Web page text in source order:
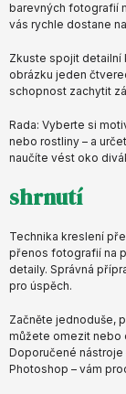
barevných fotografií
vás rychle dostane
Zkuste spojit detailní
obrázku jeden
schopnost zachytit
Rada: Vyberte si
nebo rostliny – a
naučíte vést oko
shrnutí
Technika kreslení
přenos fotografií na
detaily. Správná
pro úspěch.
Začněte jednoduše,
můžete omezit nebo
Doporučené
Photoshop – vám